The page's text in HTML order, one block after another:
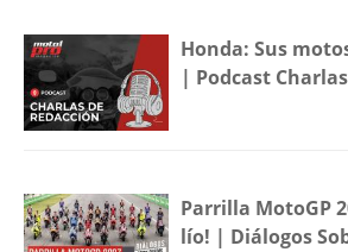
Honda: Sus
| Podcast
Parrilla MotoGP
lío! | Diálogos